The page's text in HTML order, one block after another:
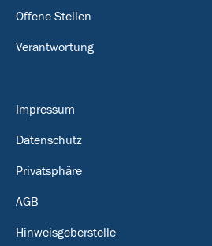
Offene Stellen
Verantwortung
Impressum
Datenschutz
Privatsphäre
AGB
Hinweisgeberstelle